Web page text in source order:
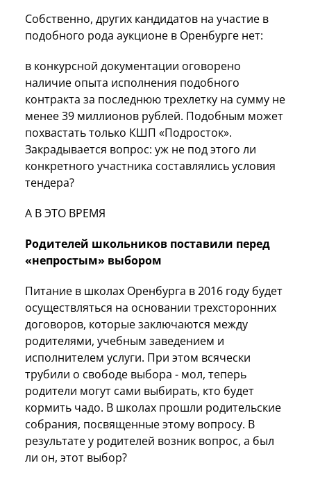
Собственно, других кандидатов на участие в
подобного рода аукционе в Оренбурге нет:
в конкурсной документации оговорено
наличие опыта исполнения подобного
контракта за последнюю трехлетку на сумму не
менее 39 миллионов рублей. Подобным может
похвастать только КШП «Подросток».
Закрадывается вопрос: уж не под этого ли
конкретного участника составлялись условия
тендера?
А В ЭТО ВРЕМЯ
Родителей школьников поставили перед
«непростым» выбором
Питание в школах Оренбурга в 2016 году будет
осуществляться на основании трехсторонних
договоров, которые заключаются между
родителями, учебным заведением и
исполнителем услуги. При этом всячески
трубили о свободе выбора - мол, теперь
родители могут сами выбирать, кто будет
кормить чадо. В школах прошли родительские
собрания, посвященные этому вопросу. В
результате у родителей возник вопрос, а был
ли он, этот выбор?